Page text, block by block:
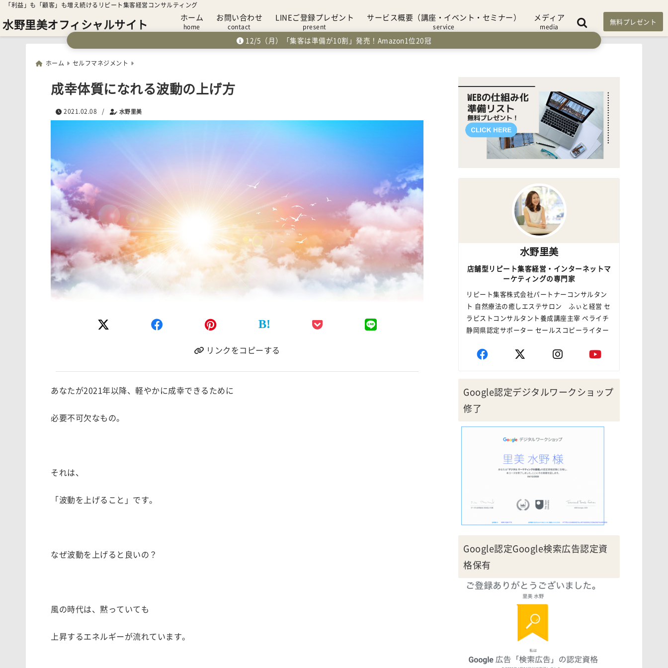
「利益」も「顧客」も増え続けるリピート集客経営コンサルティング
水野里美オフィシャルサイト ホーム
home
お問い合わせ
contact
LINEご登録プレゼント
present
サービス概要（講座・イベント・セミナー）
service
メディア
media
無料プレゼント
12/5（月）「集客は準備が10割」発売！Amazon1位20冠
ホーム セルフマネジメント
成幸体質になれる波動の上げ方
2021.02.08 / 水野里美
B!
リンクをコピーする
あなたが2021年以降、軽やかに成幸できるために
必要不可欠なもの。
それは、
「波動を上げること」です。
なぜ波動を上げると良いの？
風の時代は、黙っていても
上昇するエネルギーが流れています。
水野里美
店舗型リピート集客経営・インターネットマ
ーケティングの専門家
リピート集客株式会社パートナーコンサルタン
ト 自然療法の癒しエステサロン ふぃと経営 セ
ラピストコンサルタント養成講座主宰 ペライチ
静岡県認定サポーター セールスコピーライター
Google認定デジタルワークショップ
修了
Google認定Google検索広告認定資
格保有